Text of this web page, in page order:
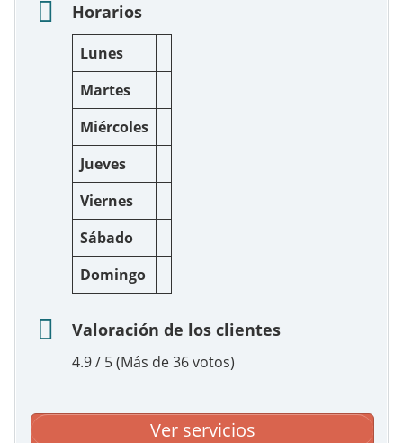
Horarios
Lunes
Martes
Miércoles
Jueves
Viernes
Sábado
Domingo
Valoración de los clientes
4.9 / 5 (Más de 36 votos)
Ver servicios